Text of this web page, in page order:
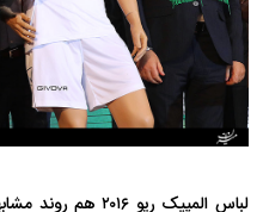
لباس المپیک ریو